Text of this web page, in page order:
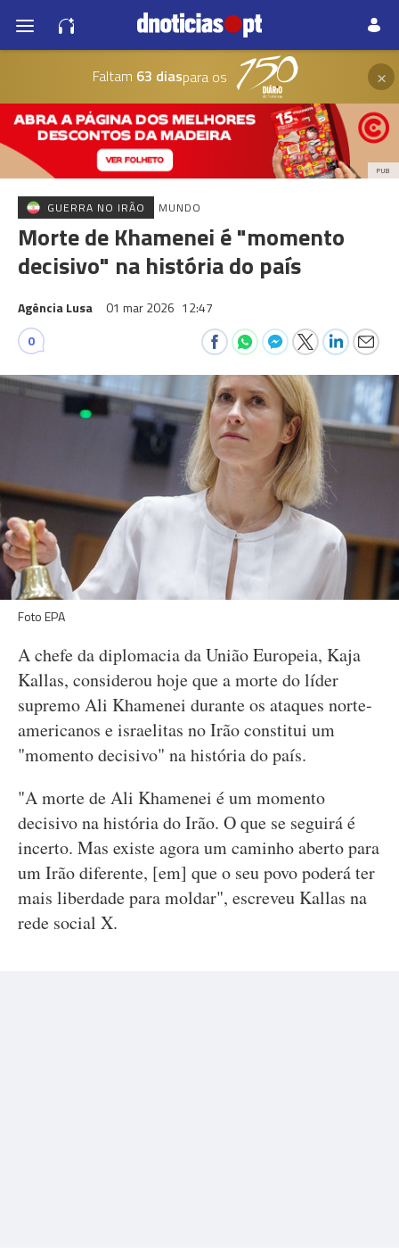
Faltam 63 diaspara os ×
PUB
GUERRA NO IRÃO MUNDO
Morte de Khamenei é "momento
decisivo" na história do país
Agência Lusa 01 mar 2026 12:47
0
Foto EPA
A chefe da diplomacia da União Europeia, Kaja
Kallas, considerou hoje que a morte do líder
supremo Ali Khamenei durante os ataques norte-
americanos e israelitas no Irão constitui um
"momento decisivo" na história do país.
"A morte de Ali Khamenei é um momento
decisivo na história do Irão. O que se seguirá é
incerto. Mas existe agora um caminho aberto para
um Irão diferente, [em] que o seu povo poderá ter
mais liberdade para moldar", escreveu Kallas na
rede social X.